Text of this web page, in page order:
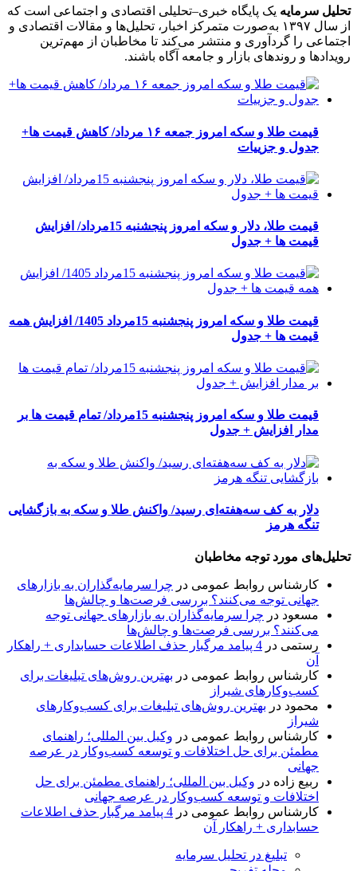
تحلیل سرمایه یک پایگاه خبری–تحلیلی اقتصادی و اجتماعی است که
از سال ۱۳۹۷ به‌صورت متمرکز اخبار، تحلیل‌ها و مقالات اقتصادی و
اجتماعی را گردآوری و منتشر می‌کند تا مخاطبان از مهم‌ترین
رویدادها و روندهای بازار و جامعه آگاه باشند.
قیمت طلا و سکه امروز جمعه ۱۶ مرداد/ کاهش قیمت ها+
جدول و جزییات
قیمت طلا، دلار و سکه امروز پنجشنبه 15مرداد/ افزایش
قیمت ها + جدول
قیمت طلا و سکه امروز پنجشنبه 15مرداد 1405/ افزایش همه
قیمت ها + جدول
قیمت طلا و سکه امروز پنجشنبه 15مرداد/ تمام قیمت ها بر
مدار افزایش + جدول
دلار به کف سه‌هفته‌ای رسید/ واکنش طلا و سکه به بازگشایی
تنگه هرمز
تحلیل‌های مورد توجه مخاطبان
کارشناس روابط عمومی در چرا سرمایه‌گذاران به بازارهای
جهانی توجه می‌کنند؟ بررسی فرصت‌ها و چالش‌ها
مسعود در چرا سرمایه‌گذاران به بازارهای جهانی توجه
می‌کنند؟ بررسی فرصت‌ها و چالش‌ها
رستمی در
4 پیامد مرگبار حذف اطلاعات حسابداری + راهکار
آن
کارشناس روابط عمومی در بهترین روش‌های تبلیغات برای
کسب‌وکارهای شیراز
محمود در بهترین روش‌های تبلیغات برای کسب‌وکارهای
شیراز
کارشناس روابط عمومی در وکیل بین المللی؛ راهنمای
مطمئن برای حل اختلافات و توسعه کسب‌وکار در عرصه
جهانی
ربیع زاده در وکیل بین المللی؛ راهنمای مطمئن برای حل
اختلافات و توسعه کسب‌وکار در عرصه جهانی
کارشناس روابط عمومی در
4 پیامد مرگبار حذف اطلاعات
حسابداری + راهکار آن
تبلیغ در تحلیل سرمایه